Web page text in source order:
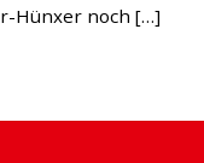
Hünxer noch […]